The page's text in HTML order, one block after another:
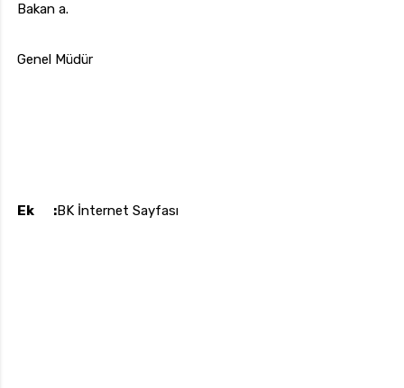
Bakan a.
Genel Müdür
Ek :BK İnternet Sayfası